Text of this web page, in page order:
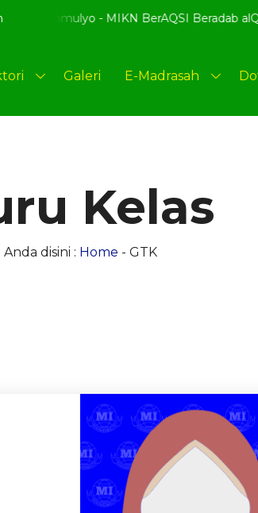
- MIKN BerAQSI Beradab alQuran
Galeri E-Madrasah
Kelas
Anda disini : Home - GTK